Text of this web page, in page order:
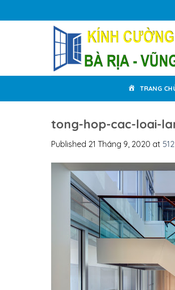
to
TRANG
tong-hop-cac-loai-
Published 21 Tháng 9, 2020 at